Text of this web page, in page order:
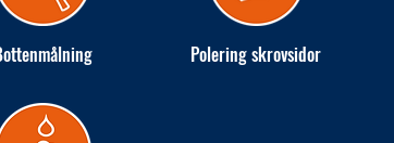
Polering skrovsidor